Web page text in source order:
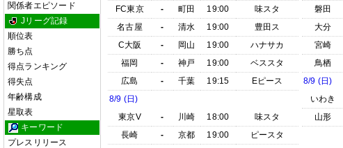
関係者エピソード
Jリーグ記録
順位表
勝ち点
得点ランキング
得失点
年齢構成
星取表
キーワード
プレスリリース
FC東京
- 町田 19:00
味スタ
名古屋
- 清水 19:00
豊田ス
C大阪
- 岡山 19:00
ハナサカ
福岡
- 神戸 19:00
ベススタ
広島
- 千葉 19:15
Eピース
8/9 (日)
東京V
- 川崎 18:00
味スタ
長崎
- 京都 19:00 ピースタ
磐田
大分
宮崎
鳥栖
8/9 (日)
いわき
山形